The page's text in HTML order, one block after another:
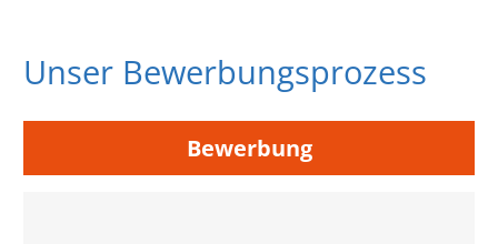
Unser Bewerbungsprozess
Bewerbung